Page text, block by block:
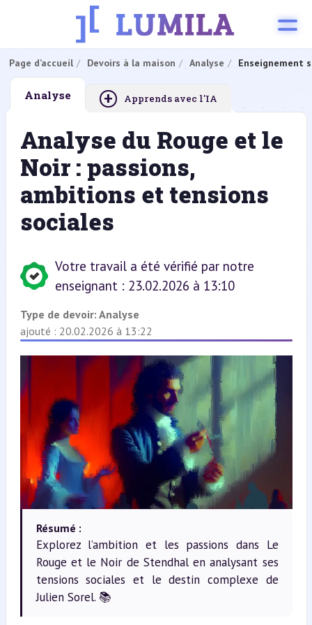
Page d’accueil Devoirs à la maison Analyse Enseignement
Analyse + Apprends avec l'IA
Analyse du Rouge et le
Noir : passions,
ambitions et tensions
sociales
Votre travail a été vérifié par notre
enseignant : 23.02.2026 à 13:10
Type de devoir: Analyse
ajouté : 20.02.2026 à 13:22
Résumé :
Explorez l’ambition et les passions dans Le
Rouge et le Noir de Stendhal en analysant ses
tensions sociales et le destin complexe de
Julien Sorel. 📚